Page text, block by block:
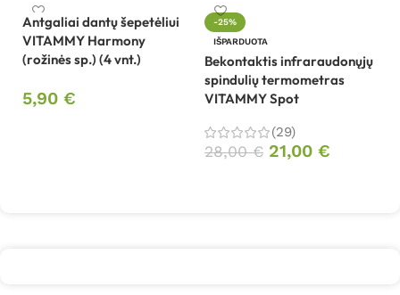
Antgaliai dantų šepetėliui
VITAMMY Harmony
(rožinės sp.) (4 vnt.)
5,90 €
-25%
IŠPARDUOTA
Bekontaktis infraraudonųjų
spindulių termometras
VITAMMY Spot
(29)
28,00€ 21,00 €